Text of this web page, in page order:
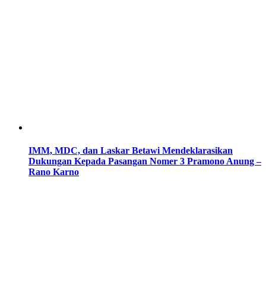
IMM, MDC, dan Laskar Betawi Mendeklarasikan
Dukungan Kepada Pasangan Nomer 3 Pramono Anung –
Rano Karno